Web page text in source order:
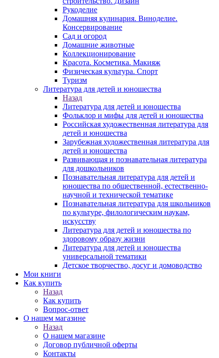
Рукоделие
Домашняя кулинария. Виноделие.
Консервирование
Сад и огород
Домашние животные
Коллекционирование
Красота. Косметика. Макияж
Физическая культура. Спорт
Туризм
Литература для детей и юношества
Назад
Литература для детей и юношества
Фольклор и мифы для детей и юношества
Российская художественная литература для
детей и юношества
Зарубежная художественная литература для
детей и юношества
Развивающая и познавательная литература
для дошкольников
Познавательная литература для детей и
юношества по общественной, естественно-
научной и технической тематике
Познавательная литература для школьников
по культуре, филологическим наукам,
искусству
Литература для детей и юношества по
здоровому образу жизни
Литература для детей и юношества
универсальной тематики
Детское творчество, досуг и домоводство
Мои книги
Как купить
Назад
Как купить
Вопрос-ответ
О нашем магазине
Назад
О нашем магазине
Договор публичной оферты
Контакты